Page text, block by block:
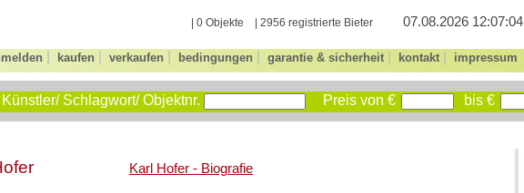
| 0 Objekte | 2956 registrierte Bieter 07.08.2026 12:07:04
kaufen verkaufen bedingungen garantie & sicherheit kontakt impressum
Künstler/ Schlagwort/ Objektnr. Preis von € bis €
Karl Hofer - Biografie